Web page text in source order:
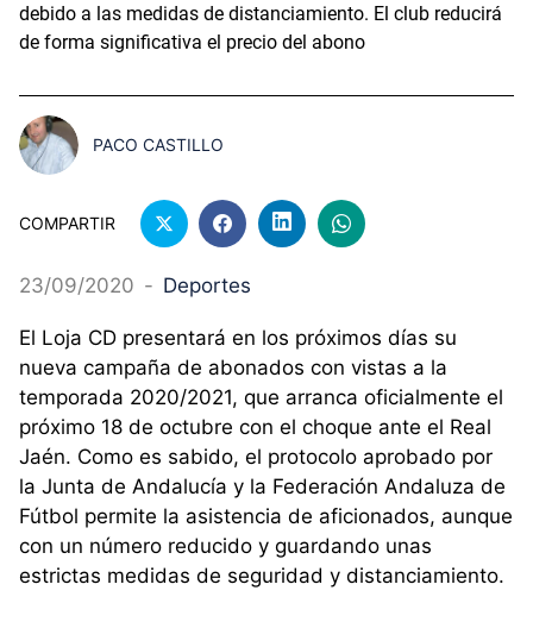
debido a las medidas de distanciamiento. El club reducirá
de forma significativa el precio del abono
PACO CASTILLO
COMPARTIR
23/09/2020 - Deportes
El Loja CD presentará en los próximos días su
nueva campaña de abonados con vistas a la
temporada 2020/2021, que arranca oficialmente el
próximo 18 de octubre con el choque ante el Real
Jaén. Como es sabido, el protocolo aprobado por
la Junta de Andalucía y la Federación Andaluza de
Fútbol permite la asistencia de aficionados, aunque
con un número reducido y guardando unas
estrictas medidas de seguridad y distanciamiento.